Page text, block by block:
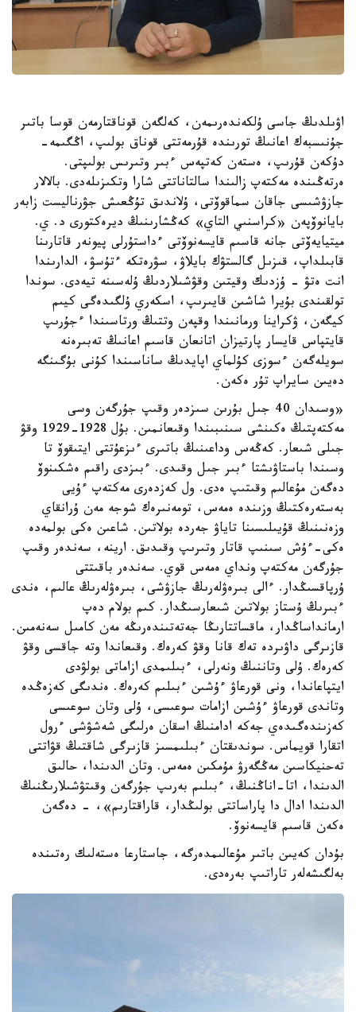
اۋىلدىڭ جاسى ۇلكەندەرىمەن، كەلگەن قوناقتارمەن قوسا باتىر
جۇنىسبەك اعانىڭ تورىندە قۇرمەتتى قوناق بولىپ، اڭگىمە-
دۇكەن قۇرىپ، ەستەن كەتپەس ءبىر وتىرىس بولىپتى.
ەرتەڭىندە مەكتەپ زالىندا سالتاناتتى شارا وتكىزىلەدى. بالالار
جازۋشىسى جاقان سماقوۆتى، ۇلاندىق تۇڭعىش جۋرناليست زابەر
بايانوۆپەن «كراسنىي التاي» كەڭشارىنىڭ ديرەكتورى د. ي.
ميتيايەۆتى جانە قاسىم قايسەنوۆتى ءداستۇرلى پيونەر قاتارىنا
قابىلداپ، قىزىل گالستۋك بايلاۋ، سۋرەتكە ءتۇسۋ، الدارىندا
انت ەتۋ - ۇزدىك وقيتىن وقۋشىلاردىڭ ۇلەسىنە تيەدى. سوندا
تولقىندى بۇيرا شاشىن قايىرىپ، اسكەري ۇلگىدەگى كيىم
كيگەن، ۋكراينا ورمانىندا وقپەن وتتىڭ ورتاسىندا ءجۇرىپ
قايتپاس قايسار پارتيزان اتانعان قاسىم اعانىڭ تەبىرەنە
سويلەگەن ءسوزى كۇلماي اپايدىڭ ساناسىندا كۇنى بۇگىنگە
دەيىن سايراپ تۇر ەكەن.
«وسىدان 40 جىل بۇرىن سىزدەر وقىپ جۇرگەن وسى
مەكتەپتىڭ ەكىنشى سىنىبىندا وقىعانمىن. بۇل 1928-1929 وقۋ
جىلى شىعار. كەڭەس وداعىنىڭ باتىرى ءىزعۇتتى ايتىقوۆ تا
وسىندا باستاۋىشتا ءبىر جىل وقىدى. ءبىزدى راقىم ەشكىنوۆ
دەگەن مۇعالىم وقىتىپ ەدى. ول كەزدەرى مەكتەپ ءۇيى
بەستەرەكتىڭ وزىندە ەمەس، تومەنىرەك شوجە مەن ۇرانقاي
وزەنىنىڭ قۇيىلىسىنا تاياۋ جەردە بولاتىن. شاعىن ەكى بولمەدە
ەكى-ءۇش سىنىپ قاتار وتىرىپ وقىدىق. ارينە، سەندەر وقىپ
جۇرگەن مەكتەپ ونداي ەمەس قوي. سەندەر باقىتتى
ۇرپاقسىڭدار. ءالى بىرەۋلەرىڭ جازۋشى، بىرەۋلەرىڭ عالىم، ەندى
ءبىرىڭ ۇستاز بولاتىن شىعارسىڭدار. كىم بولام دەپ
ارمانداساڭدار، ماقساتتارىڭا جەتەتىندەرىڭە مەن كامىل سەنەمىن.
قازىرگى داۋىردە تەك قانا وقۋ كەرەك. وقىعاندا وتە جاقسى وقۋ
كەرەك. ۇلى وتاننىڭ ونەرلى، ءبىلىمدى ازاماتى بولۋدى
ايتپاعاندا، ونى قورعاۋ ءۇشىن ءبىلىم كەرەك. ەندىگى كەزەڭدە
وتاندى قورعاۋ ءۇشىن ازامات سوعىسى، ۇلى وتان سوعىسى
كەزىندەگىدەي جەكە ادامنىڭ اسقان ەرلىگى شەشۋشى ءرول
اتقارا قويماس. سوندىقتان ءبىلىمسىز قازىرگى شاقتىڭ قۋاتتى
تەحنيكاسىن مەڭگەرۋ مۇمكىن ەمەس. وتان الدىندا، حالىق
الدىندا، اتا-اناڭنىڭ، ءبىلىم بەرىپ جۇرگەن وقىتۋشىلارىڭنىڭ
الدىندا ادال دا پاراساتتى بولىڭدار، قاراقتارىم»، - دەگەن
ەكەن قاسىم قايسەنوۆ.
بۇدان كەيىن باتىر مۇعالىمدەرگە، جاستارعا ەستەلىك رەتىندە
بەلگىشەلەر تاراتىپ بەرەدى.